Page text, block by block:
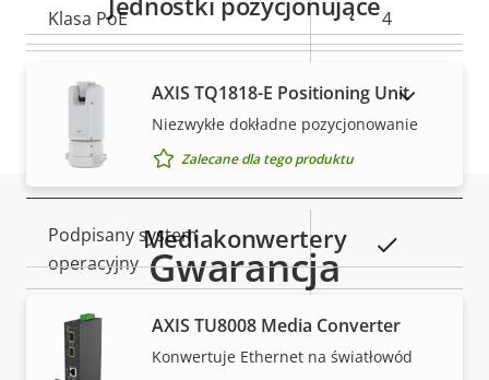
Opis
nieruchomości
Wartość
nieruchomości
Klasa PoE 4
bezprzewodowa
–
Bezpieczeństwo
Opis
nieruchomości
Wartość
nieruchomości
Podpisany system
operacyjny
Bezpieczne uruchamianie
AXIS TQ1818-E Positioning Unit
Niezwykłe dokładne pozycjonowanie
Zalecane dla tego produktu
Mediakonwertery
AXIS TU8008 Media Converter
Konwertuje Ethernet na światłowód
POKAŻ PRODUKTY WYCOFANE Z RYNKU
Gwarancja